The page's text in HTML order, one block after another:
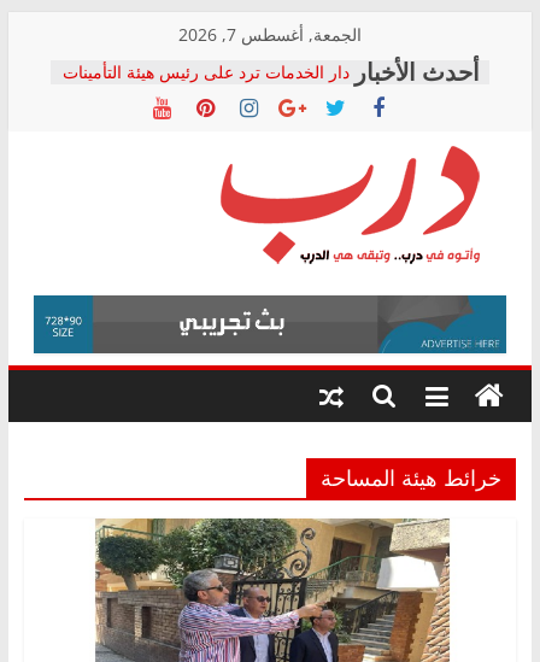
content
الجمعة, أغسطس 7, 2026
دار الخدمات ترد على رئيس هيئة التأمينات
بعد مؤتمره الصحفي: إنكار الأزمة لا ينهي
معاناة أصحاب المعاشات.. ونطالب بكشف
فرحات سليمان يكتب: القطاع الصحي إلى
أين؟
حزب التحالف الشعبي يطلق لجنة “الحق
في الصحة” بالإسكندرية لرصد الانتهاكات
ودعم المرضى
الوزاري لمدينة الصحفيين.. وانتهاء أعمال
إنشاء المبنى الإداري
المجلس القومي لحقوق الإنسان يعلن
متابعة قضية الدكتور محمد زهران.. ويؤكد:
قرينة البراءة وضمانات المحاكمة العادلة
درب
وأتوه
درب..
وتبقى
هي
خرائط هيئة المساحة